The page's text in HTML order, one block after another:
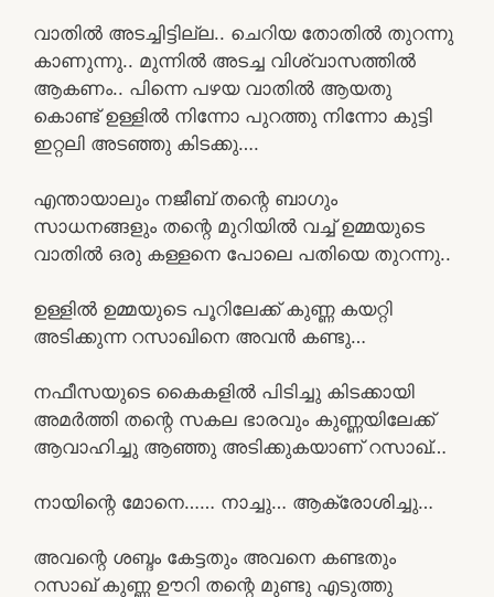
വാതിൽ അടച്ചിട്ടില്ല.. ചെറിയ തോതിൽ തുറന്നു
കാണുന്നു.. മുന്നിൽ അടച്ച വിശ്വാസത്തിൽ
ആകണം.. പിന്നെ പഴയ വാതിൽ ആയതു
കൊണ്ട് ഉള്ളിൽ നിന്നോ പുറത്തു നിന്നോ കുട്ടി
ഇറ്റലി അടഞ്ഞു കിടക്കു….
എന്തായാലും നജീബ് തന്റെ ബാഗും
സാധനങ്ങളും തന്റെ മുറിയിൽ വച്ച് ഉമ്മയുടെ
വാതിൽ ഒരു കള്ളനെ പോലെ പതിയെ തുറന്നു..
ഉള്ളിൽ ഉമ്മയുടെ പൂറിലേക്ക് കുണ്ണ കയറ്റി
അടിക്കുന്ന റസാഖിനെ അവൻ കണ്ടു…
നഫീസയുടെ കൈകളിൽ പിടിച്ചു കിടക്കായി
അമർത്തി തന്റെ സകല ഭാരവും കുണ്ണയിലേക്ക്
ആവാഹിച്ചു ആഞ്ഞു അടിക്കുകയാണ് റസാഖ്…
നായിന്റെ മോനെ…… നാച്ചു… ആക്രോശിച്ചു…
അവന്റെ ശബ്ദം കേട്ടതും അവനെ കണ്ടതും
റസാഖ് കുണ്ണ ഊറി തന്റെ മുണ്ടു എടുത്തു